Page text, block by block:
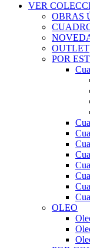
VER
OBRAS
OUTLET
POR
OLEO